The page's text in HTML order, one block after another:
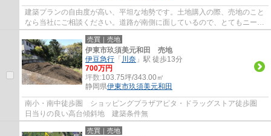
建築プランの自由度が高い、平坦な地勢です。土地購入の際、売地のこと
なら当社にご相談ください。道路が南側に面しているので、とてもニーズ
が高いです。
売買｜売地
伊東市玖須美元和田 売地
伊豆急行 「 川奈 」駅 徒歩13分
700万円
坪数:103.75坪/343.00㎡
静岡県伊東市玖須美元和田
南小・南中徒歩圏 ショッピングプラザアピタ・ドラッグストア徒歩圏
日当りの良い高台傾斜地 建築条件無
売買｜売地